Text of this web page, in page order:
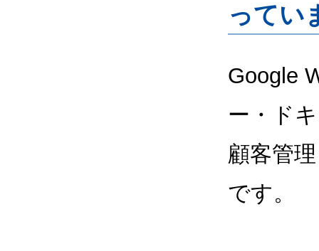
ってい
Google
ー・ド
顧客管
です。